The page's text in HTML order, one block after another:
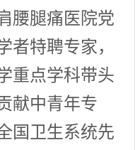
腰腿痛医院党
者特聘专家，
重点学科带头
献中青年专
国卫生系统先